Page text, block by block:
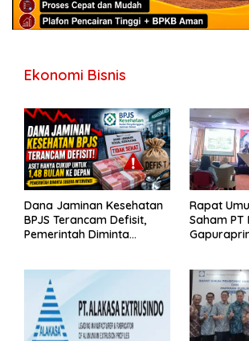
Ekonomi Bisnis
Dana Jaminan Kesehatan
BPJS Terancam Defisit,
Pemerintah Diminta
Rapat
Saham PT